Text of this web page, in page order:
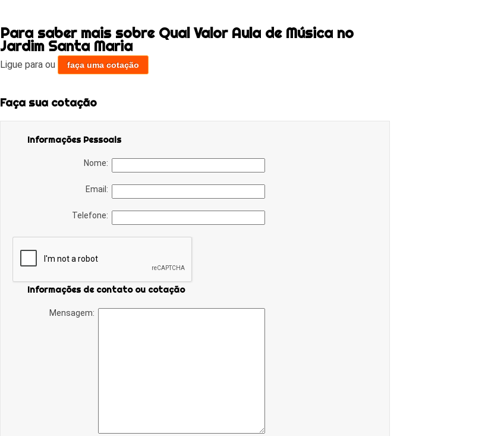
Para saber mais sobre Qual Valor Aula de Música no
Jardim Santa Maria
Ligue para ou faça uma cotação
Faça sua cotação
Informações Pessoais
Nome:
Email:
Telefone:
Informações de contato ou cotação
Mensagem: